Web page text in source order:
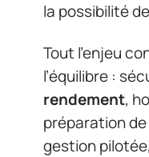
la possibilité
Tout l’enjeu
l’équilibre :
rendement,
préparation
gestion